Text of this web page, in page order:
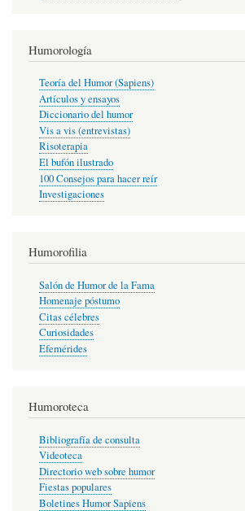
Humorología
Teoría del Humor (Sapiens)
Artículos y ensayos
Diccionario del humor
Vis a vis (entrevistas)
Risoterapia
El bufón ilustrado
100 Consejos para hacer reír
Investigaciones
Humorofilia
Salón de Humor de la Fama
Homenaje póstumo
Citas célebres
Curiosidades
Efemérides
Humoroteca
Bibliografía de consulta
Videoteca
Directorio web sobre humor
Fiestas populares
Boletines Humor Sapiens